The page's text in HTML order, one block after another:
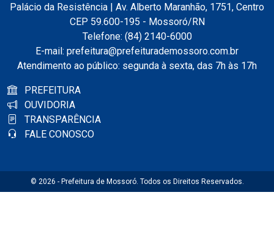
Palácio da Resistência | Av. Alberto Maranhão, 1751, Centro
CEP 59.600-195 - Mossoró/RN
Telefone: (84) 2140-6000
E-mail: prefeitura@prefeiturademossoro.com.br
Atendimento ao público: segunda à sexta, das 7h às 17h
PREFEITURA
OUVIDORIA
TRANSPARÊNCIA
FALE CONOSCO
© 2026 - Prefeitura de Mossoró. Todos os Direitos Reservados.